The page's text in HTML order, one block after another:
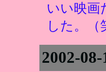
いい映画
した。（
2002-